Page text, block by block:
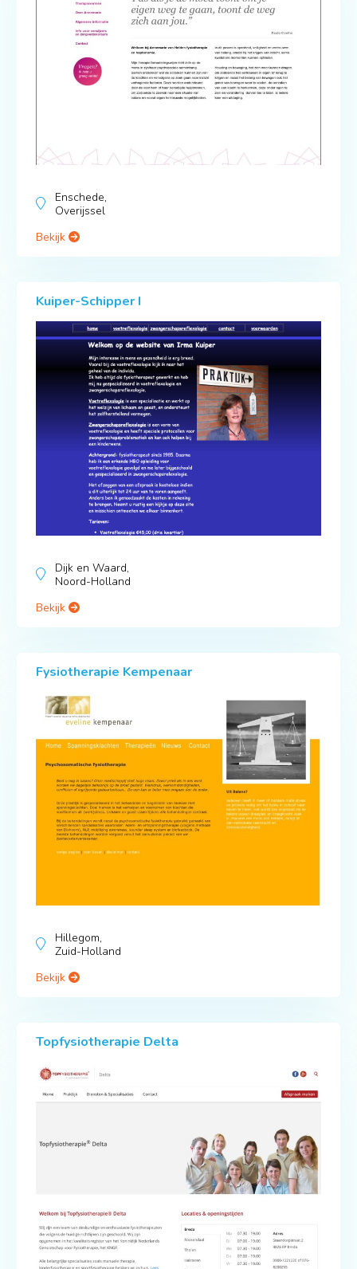
Enschede,
Overijssel
Bekijk
Kuiper-Schipper I
Dijk en Waard,
Noord-Holland
Bekijk
Fysiotherapie Kempenaar
Hillegom,
Zuid-Holland
Bekijk
Topfysiotherapie Delta